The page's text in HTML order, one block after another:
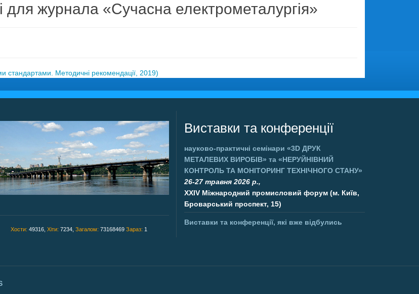
журнала «Сучасна електрометалургія»
стандартами. Методичні рекомендації, 2019)
Хости: 49316, Хіти: 7234, Загалом: 73168469 Зараз: 1
Виставки та конференції
науково-практичні семінари«3D ДРУК
МЕТАЛЕВИХ ВИРОБІВ» та«НЕРУЙНІВНИЙ
КОНТРОЛЬ ТА МОНІТОРИНГ ТЕХНІЧНОГО СТАНУ»
26-27 травня 2026 р.,
XXIV Міжнародний промисловий форум (м. Київ,
Броварський проспект, 15)
Виставки та конференції, які вже відбулись